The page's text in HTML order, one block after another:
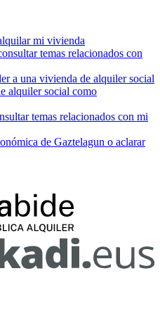
mi vivienda
temas relacionados con
a una vivienda de alquiler social
alquiler social como
temas relacionados con mi
de Gaztelagun o aclarar